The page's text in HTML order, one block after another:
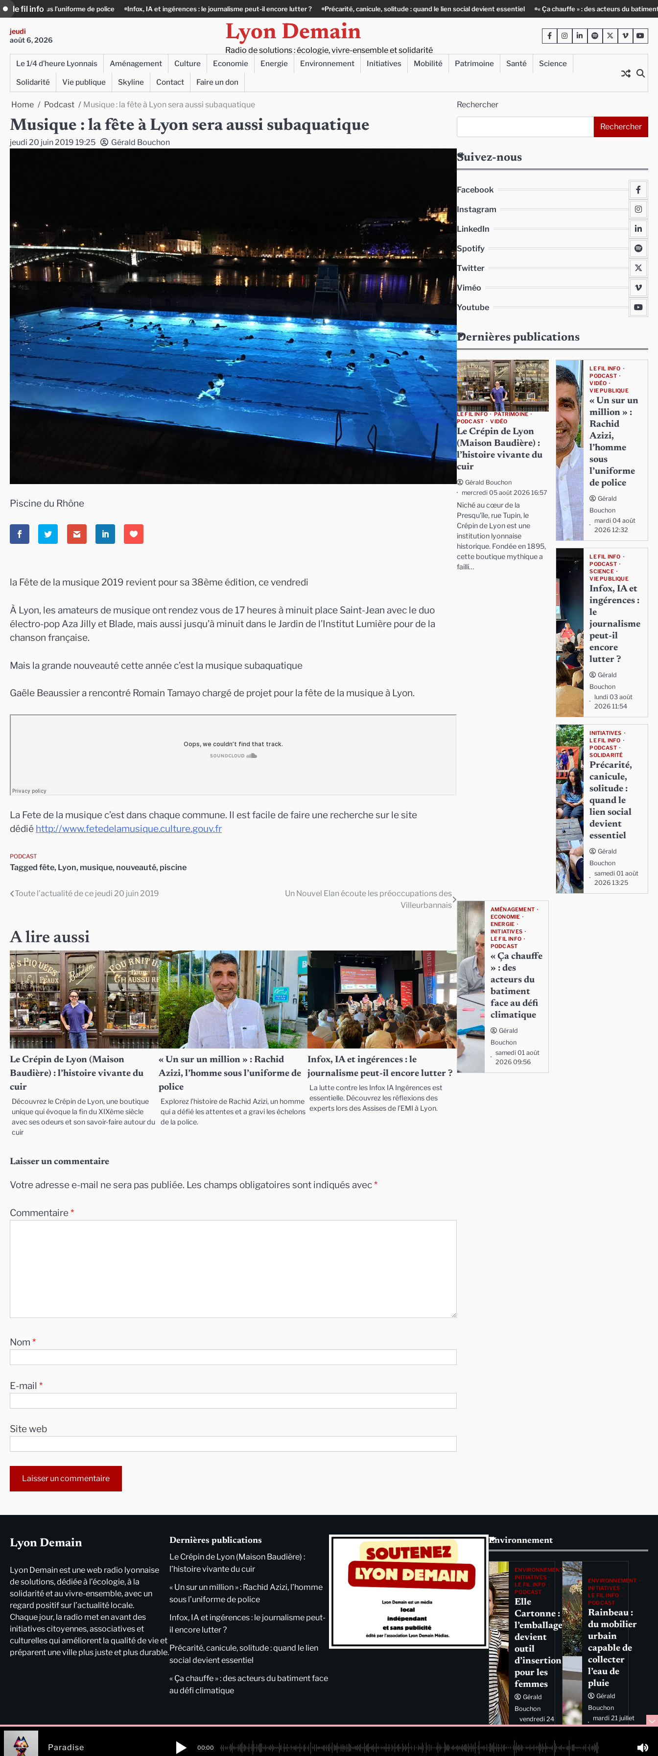
Skip
to
content
le fil info
de police Infox, IA et ingérences : le journalisme peut-il encore lutter ? Précarité, canicule, solitude : quand le lien social devient essentiel « Ça chauffe » : des acteurs du batiment face au défi
jeudi
août 6, 2026
Lyon Demain
Radio de solutions : écologie, vivre-ensemble et solidarité
Facebook
Instagram
LinkedInSpotifyTwitterViméo
Le 1/4 d’heure Lyonnais Aménagement Culture Economie Energie Environnement Initiatives Mobilité Patrimoine Santé
Science
Solidarité
Vie publique Skyline Contact Faire un don
Home Podcast Musique : la fête à Lyon sera aussi subaquatique
Musique : la fête à Lyon sera aussi subaquatique
jeudi 20 juin 2019 19:25 Gérald Bouchon
Piscine du Rhône
la Fête de la musique 2019 revient pour sa 38ème édition, ce vendredi
À Lyon, les amateurs de musique ont rendez vous de 17 heures à minuit place Saint-Jean avec le duo
électro-pop Aza Jilly et Blade, mais aussi jusqu’à minuit dans le Jardin de l’Institut Lumière pour de la
chanson française.
Mais la grande nouveauté cette année c’est la musique subaquatique
Gaële Beaussier a rencontré Romain Tamayo chargé de projet pour la fête de la musique à Lyon.
La Fete de la musique c’est dans chaque commune. Il est facile de faire une recherche sur le site
dédié http://www.fetedelamusique.culture.gouv.fr
PODCAST
Tagged fête, Lyon, musique, nouveauté, piscine
Navigation
l’article
Toute l’actualité de ce jeudi 20 juin 2019
Un Nouvel Elan écoute les préoccupations des
Villeurbannais
A lire aussi
Le Crépin de Lyon (Maison
Baudière) : l’histoire vivante du
cuir
Découvrez le Crépin de Lyon, une boutique
unique qui évoque la fin du XIXème siècle
avec ses odeurs et son savoir-faire autour du
cuir
« Un sur un million » : Rachid
Azizi, l’homme sous l’uniforme de
police
Explorez l’histoire de Rachid Azizi, un homme
qui a défié les attentes et a gravi les échelons
de la police.
Infox, IA et ingérences : le
journalisme peut-il encore lutter ?
La lutte contre les Infox IA Ingérences est
essentielle. Découvrez les réflexions des
experts lors des Assises de l’EMI à Lyon.
Laisser un commentaire
Votre adresse e-mail ne sera pas publiée. Les champs obligatoires sont indiqués avec*
Commentaire*
Nom *
E-mail *
Site web
Rechercher
Rechercher
Suivez-nous
Facebook
Instagram
LinkedIn
Spotify
Twitter
Viméo
Youtube
Dernières publications
LE FIL INFO
PATRIMOINE
PODCAST
VIDÉO
Le Crépin de Lyon
(Maison Baudière) :
l’histoire vivante du
cuir
Gérald Bouchon
mercredi 05 août 2026 16:57
Niché au cœur de la
Presqu'île, rue Tupin, le
Crépin de Lyon est une
institution lyonnaise
historique. Fondée en 1895,
cette boutique mythique a
failli…
LE FIL INFO
PODCAST
VIDÉO
VIE PUBLIQUE
« Un sur un
million » :
Rachid
Azizi,
l’homme
sous
l’uniforme
de police
Gérald
Bouchon
mardi 04 août
2026 12:32
LE FIL INFO
PODCAST
SCIENCE
VIE PUBLIQUE
Infox, IA et
ingérences :
le
journalisme
peut-il
encore
lutter ?
Gérald
Bouchon
lundi 03 août
2026 11:54
INITIATIVES
LE FIL INFO
PODCAST
SOLIDARITÉ
Précarité,
canicule,
solitude :
quand le
lien social
devient
essentiel
Gérald
Bouchon
samedi 01 août
2026 13:25
AMÉNAGEMENT
ECONOMIE
ENERGIE
INITIATIVES
LE FIL INFO
PODCAST
« Ça chauffe
» : des
acteurs du
batiment
face au défi
climatique
Gérald
Bouchon
samedi 01 août
2026 09:56
Lyon Demain
Lyon Demain est une web radio lyonnaise
de solutions, dédiée à l’écologie, à la
solidarité et au vivre-ensemble, avec un
regard positif sur l’actualité locale.
Chaque jour, la radio met en avant des
initiatives citoyennes, associatives et
culturelles qui améliorent la qualité de vie et
préparent une ville plus juste et plus durable.
Dernières publications
Le Crépin de Lyon (Maison Baudière) :
l’histoire vivante du cuir
« Un sur un million » : Rachid Azizi, l’homme
sous l’uniforme de police
Infox, IA et ingérences : le journalisme peut-
il encore lutter ?
Précarité, canicule, solitude : quand le lien
social devient essentiel
« Ça chauffe » : des acteurs du batiment face
au défi climatique
Environnement
ENVIRONNEMENT
INITIATIVES
LE FIL INFO
PODCAST
Elle
Cartonne :
l’emballage
devient
outil
d’insertion
pour les
femmes
Gérald
Bouchon
vendredi 24
juillet 2026
ENVIRONNEMENT
INITIATIVES
LE FIL INFO
PODCAST
Rainbeau :
du mobilier
urbain
capable de
collecter
l’eau de
pluie
Gérald
Bouchon
mardi 21 juillet
2026 11:44
Paradise 00:00